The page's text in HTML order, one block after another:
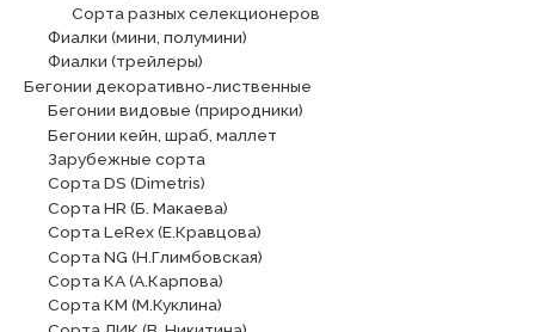
Сорта разных селекционеров
Фиалки (мини, полумини)
Фиалки (трейлеры)
Бегонии декоративно-лиственные
Бегонии видовые (природники)
Бегонии кейн, шраб, маллет
Зарубежные сорта
Сорта DS (Dimetris)
Сорта HR (Б. Макаева)
Сорта LeRex (Е.Кравцова)
Сорта NG (Н.Глимбовская)
Сорта КА (А.Карпова)
Сорта КМ (М.Куклина)